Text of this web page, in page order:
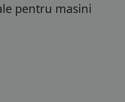
pentru masini